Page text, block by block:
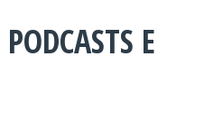
PODCASTS E